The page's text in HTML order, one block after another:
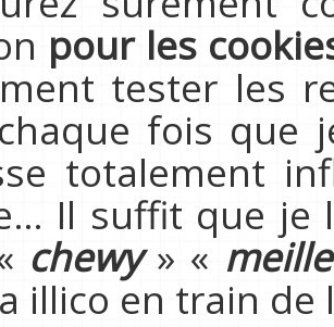
pour les
tester les
fois que
totalement
Il suffit que je
chewy» «
illico en train